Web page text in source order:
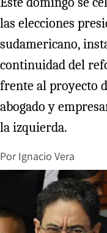
las elecciones
sudamericano,
continuidad del
frente al proyecto
abogado y
la izquierda.
Por Ignacio Vera